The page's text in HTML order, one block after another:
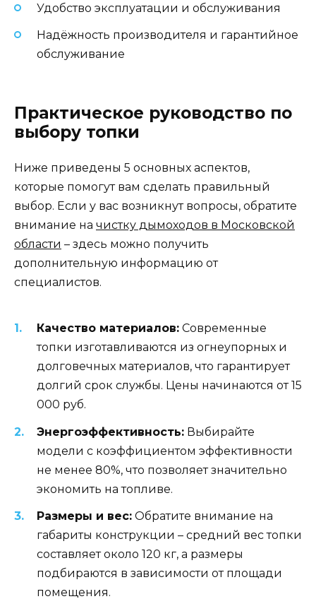
Удобство эксплуатации и обслуживания
Надёжность производителя и гарантийное
обслуживание
Практическое руководство по
выбору топки
Ниже приведены 5 основных аспектов,
которые помогут вам сделать правильный
выбор. Если у вас возникнут вопросы, обратите
внимание на чистку дымоходов в Московской
области – здесь можно получить
дополнительную информацию от
специалистов.
Качество материалов: Современные
топки изготавливаются из огнеупорных и
долговечных материалов, что гарантирует
долгий срок службы. Цены начинаются от 15
000 руб.
Энергоэффективность: Выбирайте
модели с коэффициентом эффективности
не менее 80%, что позволяет значительно
экономить на топливе.
Размеры и вес: Обратите внимание на
габариты конструкции – средний вес топки
составляет около 120 кг, а размеры
подбираются в зависимости от площади
помещения.